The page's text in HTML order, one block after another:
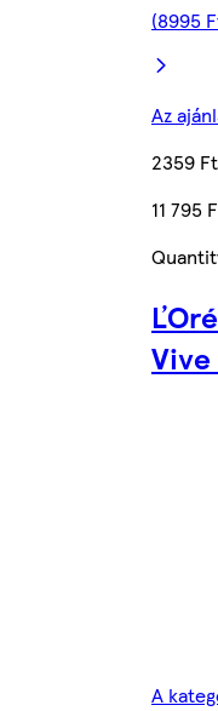
(8995
Az
2359 Ft
11 795
Vive
A